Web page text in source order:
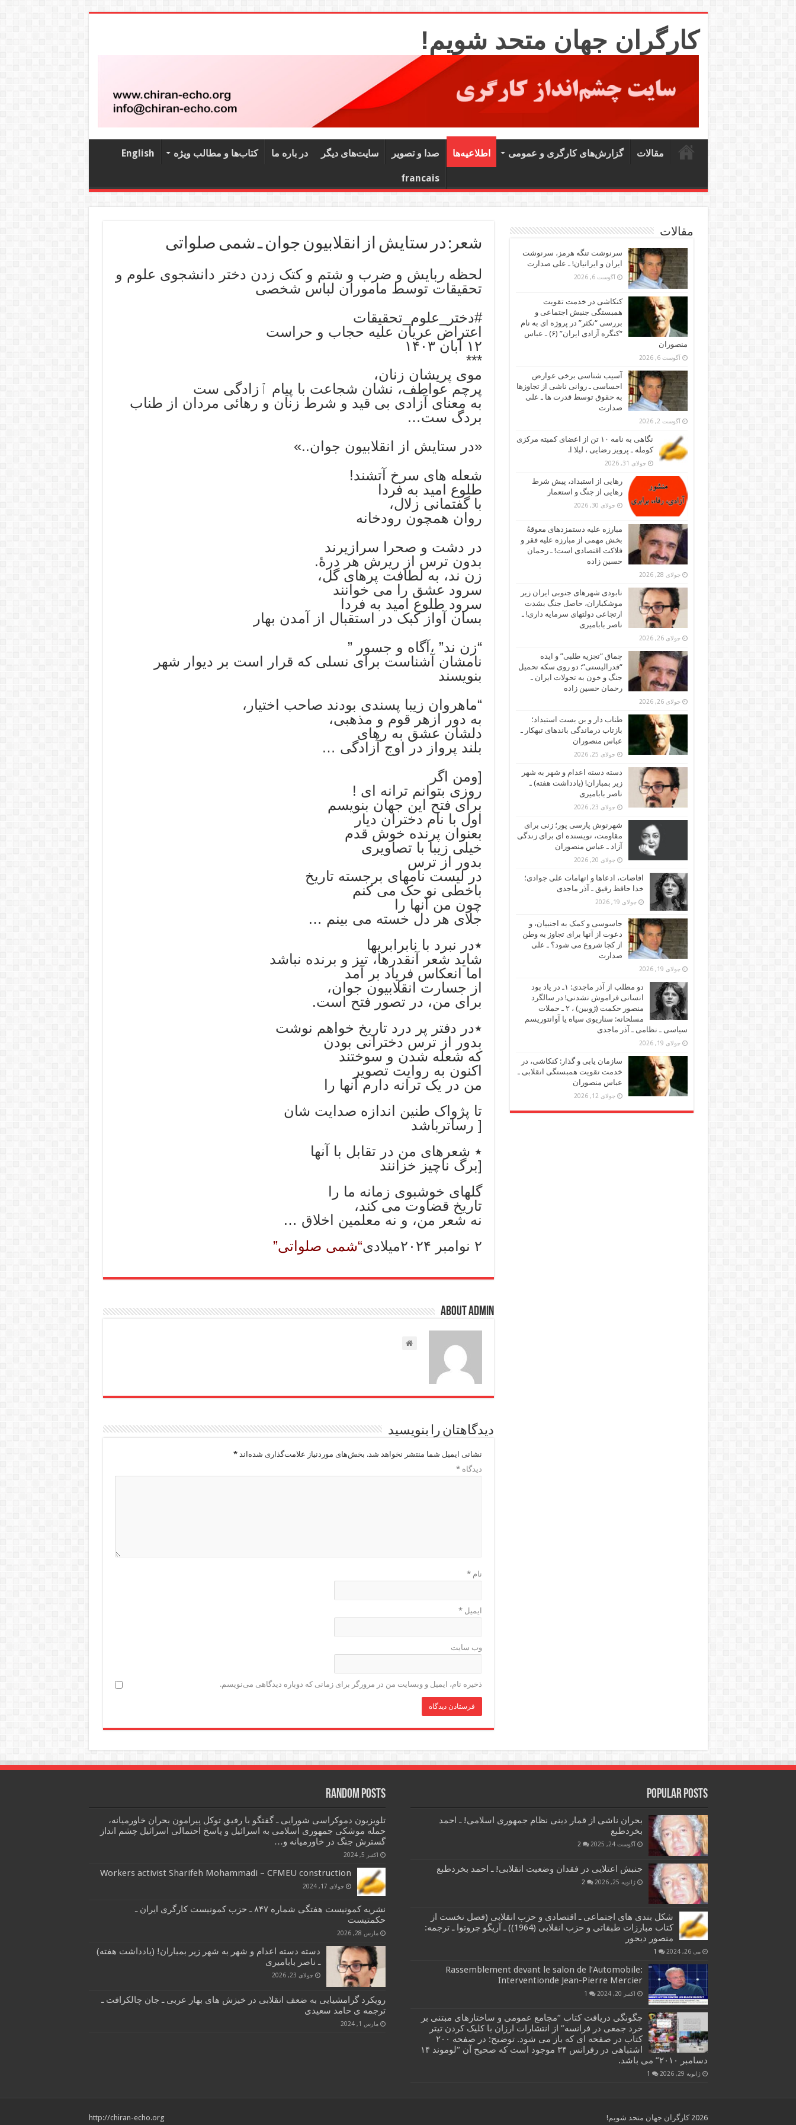
کارگران جهان متحد شویم!
مقالات گزارش‌های کارگری و عمومی اطلاعیه‌ها صدا و تصویر سایت‌های دیگر در باره ما کتاب‌‌ها و مطالب ویژه English
francais
شعر: در ستایش از انقلابیون جوان ـ شمی صلواتی
لحظه ربایش و ضرب و شتم و کتک زدن دختر دانشجوی علوم و
تحقیقات توسط ماموران لباس شخصی
#دختر_علوم_تحقیقات
اعتراض عریان علیه حجاب و حراست
۱۲ آبان ۱۴۰۳
***
موی پریشان زنان،
پرچم عواطف، نشان شجاعت با پیام ٱزادگی ست
به معنای آزادی بی قید و شرط زنان و رهائی مردان از طناب
بردگ ست…
«در ستایش از انقلابيون جوان..»
شعله های سرخ آتشند!
طلوع امید به فردا
با گفتمانی زلال،
روان همچون رودخانه
در دشت و صحرا سرازیرند
بدون ترس از ریرش هر درۀ.
زن ند، به لطافت پرهای گل،
سرود عشق را می خوانند
سرود طلوع امید به فردا
بسان آواز کبک در استقبال از آمدن بهار
“زن ند” ،آگاه و جسور ”
نامشان آشناست برای نسلی که قرار است بر دیوار شهر
بنویسند
“ماهروان زیبا پسندی بودند صاحب اختیار،
به دور ازهر قوم و مذهبی،
دلشان عشق به رهای
بلند پرواز در اوج آزادگی …
[ومن اگر
روزی بتوانم ترانه ای !
برای فتح این جهان بنویسم
اول با نام دختران دیار
بعنوان پرنده خوش قدم
خیلی زیبا با تصاویری
بدور از ترس
در لیست نامهای برجسته تاریخ
باخطی نو حک می کنم
چون من آنها را
جلای هر دل خسته می بینم …
٭در نبرد با نابرابریها
شاید شعر آنقدرها، تیز و برنده نباشد
اما انعکاس فریاد بر آمد
از جسارت انقلابيون جوان،
برای من، در تصور فتح است.
٭در دفتر پر درد تاریخ خواهم نوشت
بدور از ترس دخترانی بودن
که شعله شدن و سوختند
اکنون به روایت تصویر
من در یک ترانه دارم آنها را
تا پژواک طنین اندازه صدایت شان
[ رساترباشد
٭ شعرهای من در تقابل با آنها
[برگ ناچیز خزانند
گلهای خوشبوی زمانه ما را
تاریخ قضاوت می کند،
نه شعر من، و نه معلمین اخلاق …
۲ نوامبر ۲۰۲۴میلادی
“شمی صلواتی”
About admin
دیدگاهتان را بنویسید
نشانی ایمیل شما منتشر نخواهد شد. بخش‌های موردنیاز علامت‌گذاری شده‌اند*
دیدگاه*
نام*
ایمیل*
وب‌ سایت
ذخیره نام، ایمیل و وبسایت من در مرورگر برای زمانی که دوباره دیدگاهی می‌نویسم.
مقالات
سرنوشت تنگه هرمز، سرنوشت
ایران و ایرانیان! ـ علی صدارت
آگوست 6, 2026
کنکاشی در خدمت تقویت
همبستگی جنبش اجتماعی و
بررسی “نکثر” در پروژه ای به نام
“کنگره آزادی ایران” (۶) ـ عباس
منصوران
آگوست 6, 2026
آسیب شناسی برخی عوارض
احساسی ـ روانی ناشی از تجاوزها
به حقوق توسط قدرت ها ـ علی
صدارت
آگوست 2, 2026
نگاهی به نامه ۱۰ تن از اعضای کمیته مرکزی
کومله ـ پرویز رضایی ، لیلا ا.
جولای 31, 2026
رهایی از استبداد، پیش شرط
رهایی از جنگ و استعمار
جولای 30, 2026
مبارزه علیه دستمزدهای معوقهُ
بخش مهمی از مبارزه علیه فقر و
فلاکت اقتصادی است! ـ رحمان
حسین زاده
جولای 28, 2026
نابودی شهرهای جنوبی ایران زیر
موشکباران، حاصل جنگ بشدت
ارتجاعی دولتهای سرمایه داری! ـ
ناصر بابامیری
جولای 26, 2026
چماق “تجزیه طلبی” و ایده
“فدرالیستی”: دو روی سکه تحمیل
جنگ و خون به تحولات ایران ـ
رحمان حسین زاده
جولای 26, 2026
طناب دار و بن بست استبداد؛
بازتاب درماندگی باندهای تبهکار ـ
عباس منصوران
جولای 25, 2026
دسته دسته اعدام و شهر به شهر
زیر بمباران! (یادداشت هفته) ـ
ناصر بابامیری
جولای 23, 2026
شهرنوش پارسی پور؛ زنی برای
مقاومت، نویسنده ای برای زندگی
آزاد ـ عباس منصوران
جولای 20, 2026
افاضات، ادعاها و اتهامات علی جوادی؛
خدا حافظ رفیق ـ آذر ماجدی
جولای 19, 2026
جاسوسی و کمک به اجنبیان، و
دعوت از آنها برای تجاوز به وطن
از کجا شروع می شود؟ ـ علی
صدارت
جولای 19, 2026
دو مطلب از آذر ماجدی: ۱ـ در یاد بود
انسانی فراموش نشدنی! در سالگرد
منصور حکمت (ژوبین) ، ۲ ـ حملات
مسلحانه: سناریوی سیاه یا آوانتوریسم
سیاسی ـ نظامی ـ آذر ماجدی
جولای 19, 2026
سازمان یابی و گذار: کنکاشی، در
خدمت تقویت همبستگی انقلابی ـ
عباس منصوران
جولای 12, 2026
Popular Posts
بحران ناشی از قمار دینی نظام جمهوری اسلامی! ـ احمد
بخردطبع
آگوست 24, 2025 2
جنبش اعتلایی در فقدان وضعیت انقلابی! ـ احمد بخردطبع
ژانویه 25, 2026 2
شکل بندی های اجتماعی ـ اقتصادی و حزب انقلابی (فصل نخست از
کتاب مبارزات طبقاتی و حزب انقلابی (1964)) ـ آریگو چروتوا ـ ترجمه:
منصور دیجور
می 26, 2024 1
Rassemblement devant le salon de l’Automobile:
Interventionde Jean-Pierre Mercier
اکتبر 20, 2024 1
چگونگی دریافت کتاب “مجامع عمومی و ساختارهای مبتنی بر
خرد جمعی در فرانسه” از انتشارات ارزان با کلیک کردن تیتر
کتاب در صفحه ای که باز می شود. توضیح: در صفحه ۲۰۰
اشتباهی در رفرانس ۳۴ موجود است که صحیح آن “لوموند ۱۴
دسامبر ۲۰۱۰” می باشد.
ژانویه 29, 2026 1
Random Posts
تلویزیون دموکراسی شورایی ـ گفتگو با رفیق توکل پیرامون بحران خاورمیانه،
حمله موشکی جمهوری اسلامی به اسرائیل و پاسخ احتمالی اسرائیل چشم انداز
گسترش جنگ در خاورمیانه و…
اکتبر 5, 2024
Workers activist Sharifeh Mohammadi – CFMEU construction
جولای 17, 2024
نشریه کمونیست هفتگی شماره ۸۴۷ ـ حزب کمونیست کارگری ایران ـ
حکمتیست
مارس 28, 2026
دسته دسته اعدام و شهر به شهر زیر بمباران! (یادداشت هفته)
ـ ناصر بابامیری
جولای 23, 2026
رویکرد گرامشیایی به ضعف انقلابی در خیزش های بهار عربی ـ جان چالکرافت ـ
ترجمه ی حامد سعیدی
مارس 1, 2024
http://chiran-echo.org 2026 کارگران جهان متحد شویم!